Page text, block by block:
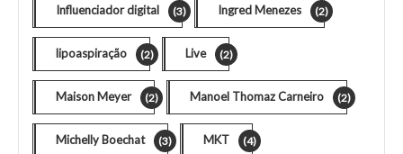
Influenciador digital (3) Ingred Menezes (2)
lipoaspiração (2) Live (2)
Maison Meyer (2) Manoel Thomaz Carneiro (2)
Michelly Boechat (3) MKT (4)